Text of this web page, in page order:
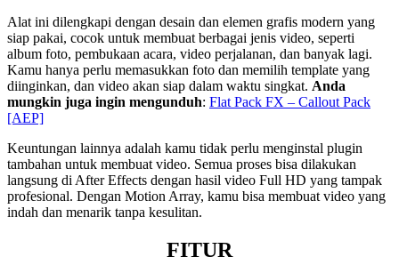
Alat ini dilengkapi dengan desain dan elemen grafis modern yang
siap pakai, cocok untuk membuat berbagai jenis video, seperti
album foto, pembukaan acara, video perjalanan, dan banyak lagi.
Kamu hanya perlu memasukkan foto dan memilih template yang
diinginkan, dan video akan siap dalam waktu singkat. Anda
mungkin juga ingin mengunduh: Flat Pack FX – Callout Pack
[AEP]
Keuntungan lainnya adalah kamu tidak perlu menginstal plugin
tambahan untuk membuat video. Semua proses bisa dilakukan
langsung di After Effects dengan hasil video Full HD yang tampak
profesional. Dengan Motion Array, kamu bisa membuat video yang
indah dan menarik tanpa kesulitan.
FITUR